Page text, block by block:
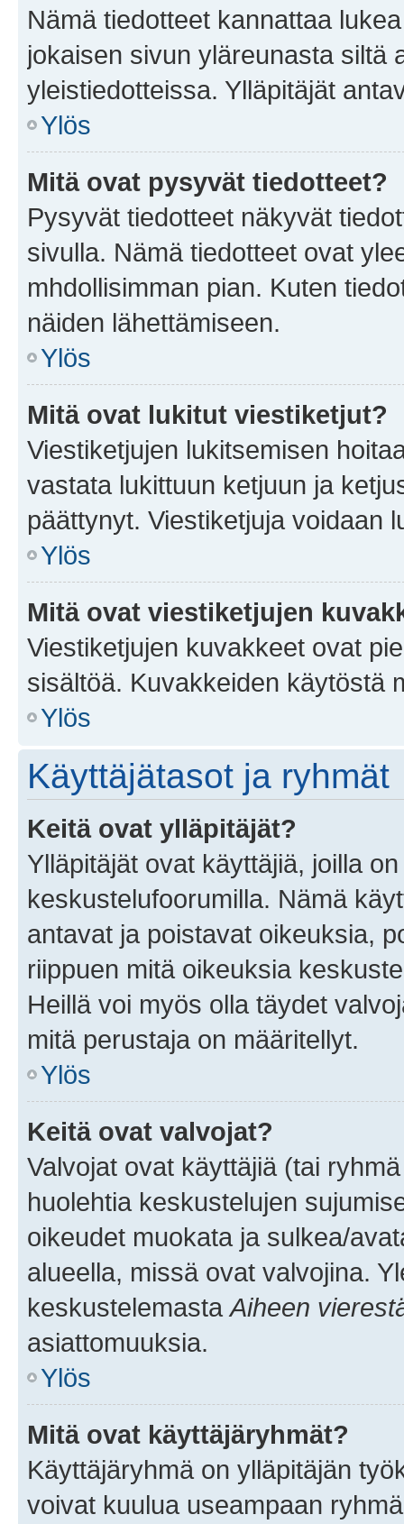
Nämä tiedotteet kannattaa
jokaisen sivun yläreunasta siltä
yleistiedotteissa. Ylläpitäjät
Ylös
Mitä ovat pysyvät tiedotteet?
Pysyvät tiedotteet näkyvät
sivulla. Nämä tiedotteet ovat
mhdollisimman pian. Kuten
näiden lähettämiseen.
Ylös
Mitä ovat lukitut viestiketjut?
Viestiketjujen lukitsemisen
vastata lukittuun ketjuun ja
päättynyt. Viestiketjuja voidaan
Ylös
Mitä ovat viestiketjujen
Viestiketjujen kuvakkeet ovat
sisältöä. Kuvakkeiden käytöstä
Ylös
Käyttäjätasot ja ryhmät
Keitä ovat ylläpitäjät?
Ylläpitäjät ovat käyttäjiä, joilla
keskustelufoorumilla. Nämä
antavat ja poistavat oikeuksia,
riippuen mitä oikeuksia
Heillä voi myös olla täydet
mitä perustaja on määritellyt.
Ylös
Keitä ovat valvojat?
Valvojat ovat käyttäjiä (tai
huolehtia keskustelujen
oikeudet muokata ja sulkea/
alueella, missä ovat valvojina.
keskustelemasta Aiheen
asiattomuuksia.
Ylös
Mitä ovat käyttäjäryhmät?
Käyttäjäryhmä on ylläpitäjän
voivat kuulua useampaan